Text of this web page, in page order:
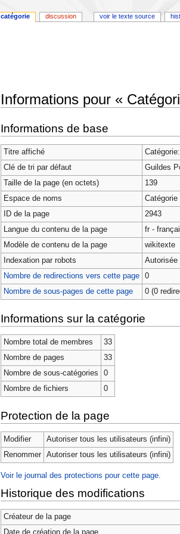
Informations pour «
à
la
navigation
à
la
recherche
Informations de base
Titre affiché
Clé de tri par défaut
Guildes
Taille de la page (en octets)
139
Espace de noms
Catégorie
ID de la page
2943
Langue du contenu de la page
fr -
Modèle de contenu de la page
wikitexte
Indexation par robots
Autorisée
Nombre de redirections vers cette page
0
Nombre de sous-pages de cette page
0 (0
Informations sur la catégorie
Nombre total de membres
33
Nombre de pages
33
Nombre de sous-catégories
0
Nombre de fichiers
0
Protection de la page
Modifier
Autoriser tous les utilisateurs (infini)
Renommer
Autoriser tous les utilisateurs (infini)
Voir le journal des protections pour cette page.
Historique des modifications
Créateur de la page
Date de création de la page
catégorie discussion voir le texte source